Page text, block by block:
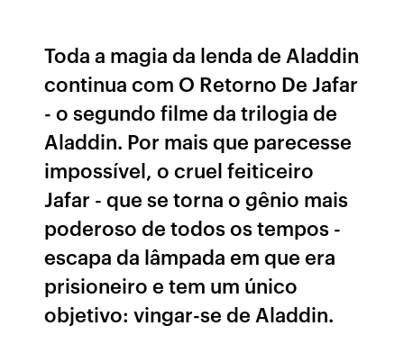
Toda a magia da lenda de Aladdin
continua com O Retorno De Jafar
- o segundo filme da trilogia de
Aladdin. Por mais que parecesse
impossível, o cruel feiticeiro
Jafar - que se torna o gênio mais
poderoso de todos os tempos -
escapa da lâmpada em que era
prisioneiro e tem um único
objetivo: vingar-se de Aladdin.